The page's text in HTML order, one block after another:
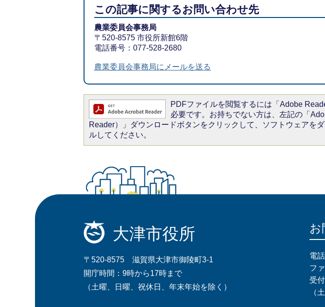
この記事に関するお問い合わせ先
農業委員会事務局
〒520-8575 市役所新館6階
電話番号：077-528-2680
農業委員会事務局にメールを送る
PDFファイルを閲覧するには「Adobe
必要です。お持ちでない方は、左記の「
Reader）」ダウンロードボタンをクリックして、ソフトウェアを
ルしてください。
大津市役所
〒520-8575 滋賀県大津市御陵町3-1
開庁時間：9時から17時まで
（土曜、日曜、祝休日、年末年始を除く）
お
電
フ
受
（